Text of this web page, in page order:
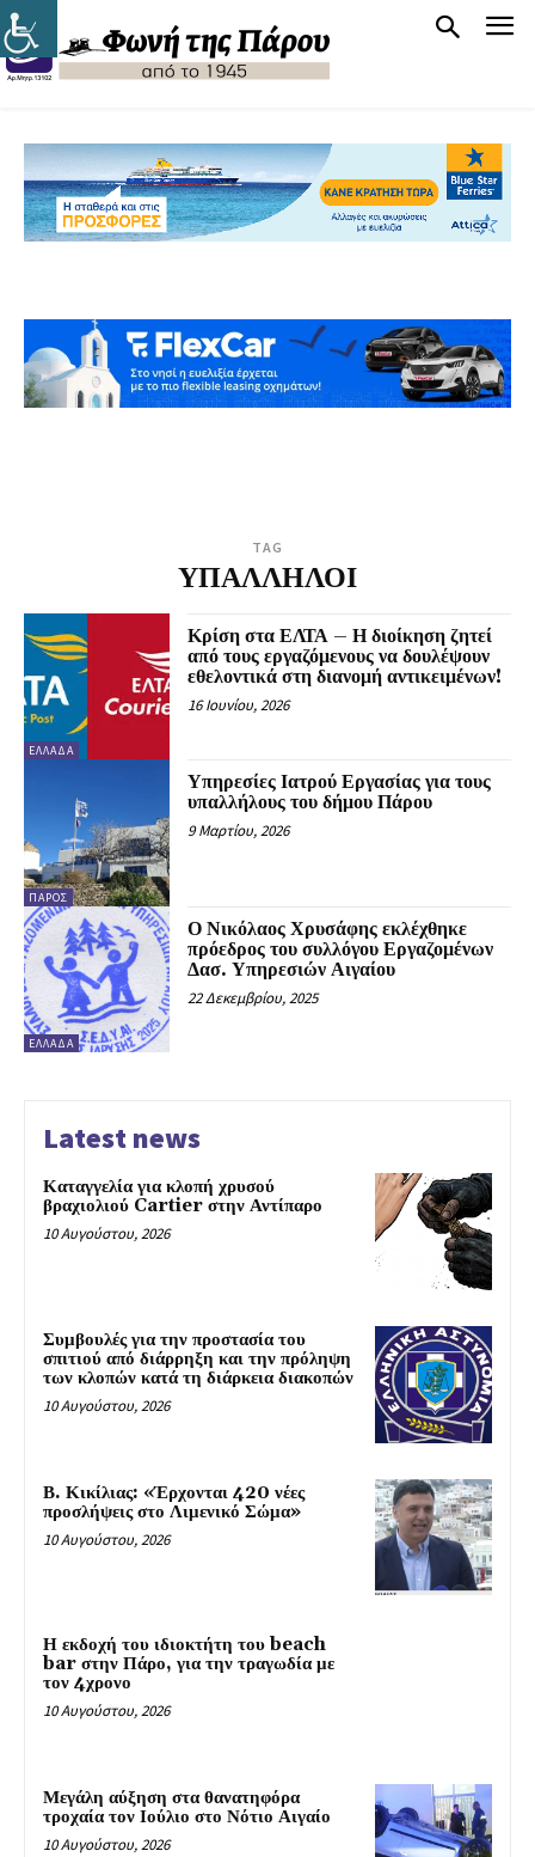
TAG
ΥΠΑΛΛΗΛΟΙ
ΕΛΛΆΔΑ
Κρίση στα ΕΛΤΑ – Η διοίκηση ζητεί
από τους εργαζόμενους να δουλέψουν
εθελοντικά στη διανομή αντικειμένων!
16 Ιουνίου, 2026
ΠΆΡΟΣ
Υπηρεσίες Ιατρού Εργασίας για τους
υπαλλήλους του δήμου Πάρου
9 Μαρτίου, 2026
ΕΛΛΆΔΑ
Ο Νικόλαος Χρυσάφης εκλέχθηκε
πρόεδρος του συλλόγου Εργαζομένων
Δασ. Υπηρεσιών Αιγαίου
22 Δεκεμβρίου, 2025
Latest news
Καταγγελία για κλοπή χρυσού
βραχιολιού Cartier στην Αντίπαρο
10 Αυγούστου, 2026
Συμβουλές για την προστασία του
σπιτιού από διάρρηξη και την πρόληψη
των κλοπών κατά τη διάρκεια διακοπών
10 Αυγούστου, 2026
Β. Κικίλιας: «Έρχονται 420 νέες
προσλήψεις στο Λιμενικό Σώμα»
10 Αυγούστου, 2026
Η εκδοχή του ιδιοκτήτη του beach
bar στην Πάρο, για την τραγωδία με
τον 4χρονο
10 Αυγούστου, 2026
Μεγάλη αύξηση στα θανατηφόρα
τροχαία τον Ιούλιο στο Νότιο Αιγαίο
10 Αυγούστου, 2026